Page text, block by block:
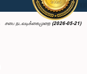
சபை நடவடிக்கைமுறை (2026-05-21)